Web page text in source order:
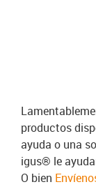
productos
ayuda o una
igus® le
O bien